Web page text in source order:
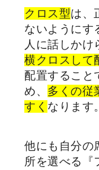
クロス型は、
ないようにす
人に話しかけ
横クロスして
配置すること
め、 多くの従
すく なります。
他にも自分の
所を選べる『